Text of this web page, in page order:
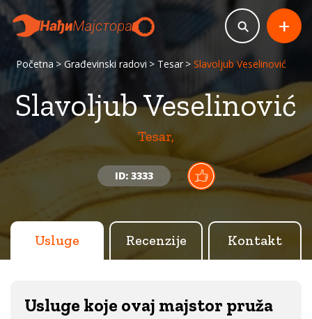
Početna Građevinski radovi Tesar Slavoljub Veselinović
Slavoljub Veselinović
Tesar,
ID: 3333
+
Usluge Recenzije Kontakt
Usluge koje ovaj majstor pruža